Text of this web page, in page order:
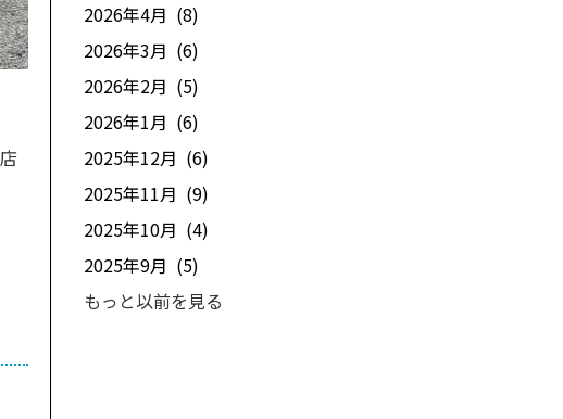
2026年4月 (8)
2026年3月 (6)
2026年2月 (5)
2026年1月 (6)
2025年12月 (6)
2025年11月 (9)
2025年10月 (4)
2025年9月 (5)
もっと以前を見る